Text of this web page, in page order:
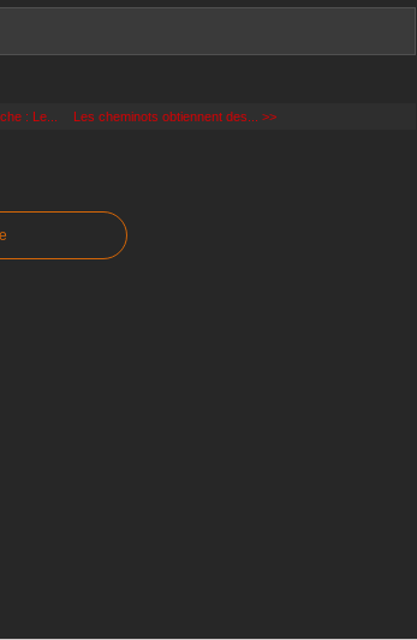
: Le... Les cheminots obtiennent des... >>